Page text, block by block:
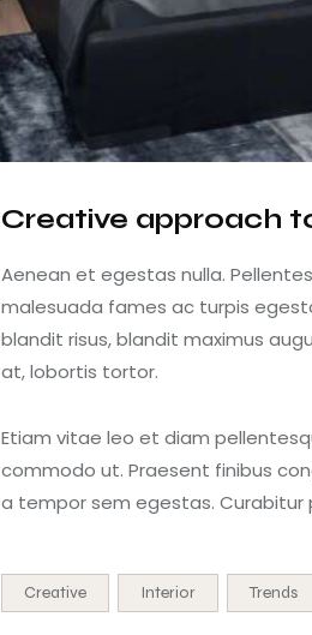
Creative approach
Aenean et egestas nulla.
malesuada fames ac turpis
blandit risus, blandit maximus
at, lobortis tortor.
Etiam vitae leo et diam
commodo ut. Praesent finibus
a tempor sem egestas. Curabitur
Creative Interior Trends